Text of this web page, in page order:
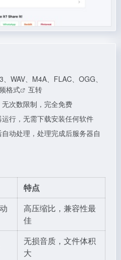
、WAV、M4A、FLAC、OGG、
格式
互转
无次数限制，完全免费
运行，无需下载安装任何软件
自动处理，处理完成后服务器自
特点
高压缩比，兼容性最
佳
无损音质，文件体积
大